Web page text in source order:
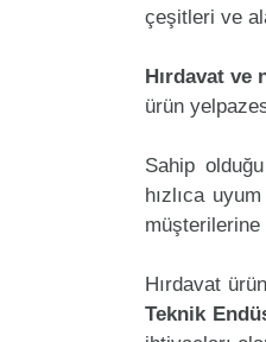
çeşitleri ve
Hırdavat ve
ürün
Sahip
hızlıca
Hırdavat
Teknik